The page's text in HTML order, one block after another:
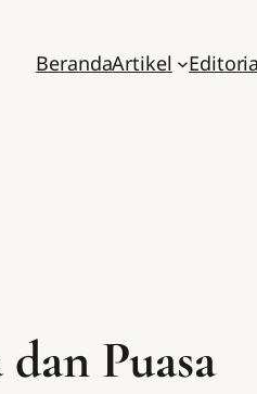
BerandaArtikel
Puasa